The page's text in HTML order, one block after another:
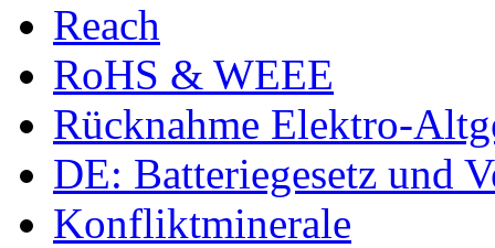
Reach
RoHS & WEEE
Rücknahme Elektro-
DE: Batteriegesetz und
Konfliktminerale